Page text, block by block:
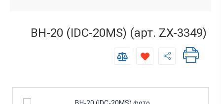
BH-20 (IDC-20MS) (арт. ZX-3349)